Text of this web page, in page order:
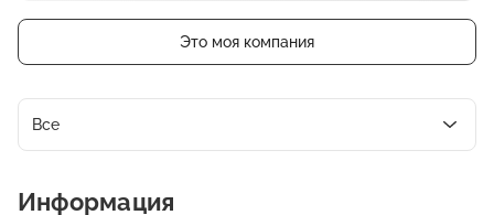
Это моя компания
Все
Информация